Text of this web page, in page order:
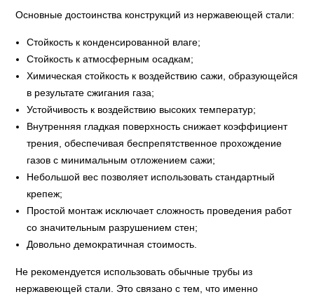
Основные достоинства конструкций из нержавеющей стали:
Стойкость к конденсированной влаге;
Стойкость к атмосферным осадкам;
Химическая стойкость к воздействию сажи, образующейся
в результате сжигания газа;
Устойчивость к воздействию высоких температур;
Внутренняя гладкая поверхность снижает коэффициент
трения, обеспечивая беспрепятственное прохождение
газов с минимальным отложением сажи;
Небольшой вес позволяет использовать стандартный
крепеж;
Простой монтаж исключает сложность проведения работ
со значительным разрушением стен;
Довольно демократичная стоимость.
Не рекомендуется использовать обычные трубы из
нержавеющей стали. Это связано с тем, что именно